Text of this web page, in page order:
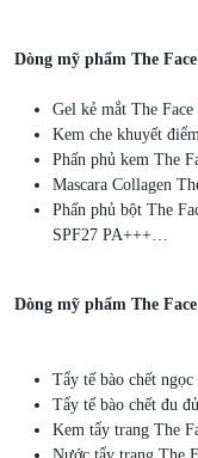
Dòng mỹ phẩm The
Gel kẻ mắt The
Kem che khuyết
Phấn phủ kem The
Mascara Collagen
Phấn phủ bột The
SPF27 PA+++…
Dòng mỹ phẩm The
Tẩy tế bào chết
Tẩy tế bào chết đu
Kem tẩy trang The